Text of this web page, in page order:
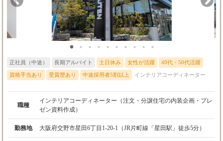
正社員（中途） 長期アルバイト 土日休み 女性が活躍 40代・50代活躍
資格手当あり 受賞歴あり 中途採用者5割以上 インテリアコーディネーター
職種
インテリアコーディネーター（注文・分譲住宅の内装企画・プレ
ゼン資料作成）
勤務地 大阪府交野市星田6丁目1-20-1（JR片町線「星田駅」徒歩5分）